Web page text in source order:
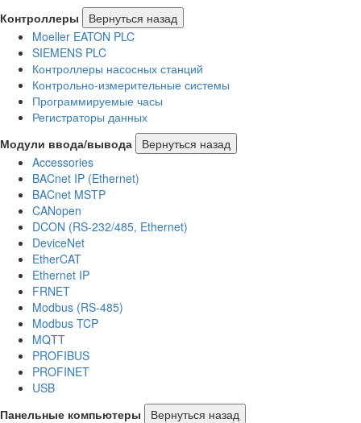
Контроллеры
Вернуться назад
Moeller EATON PLC
SIEMENS PLC
Контроллеры насосных станций
Контрольно-измерительные системы
Программируемые часы
Регистраторы данных
Модули ввода/вывода
Вернуться назад
Accessories
BACnet IP (Ethernet)
BACnet MSTP
CANopen
DCON (RS-232/485, Ethernet)
DeviceNet
EtherCAT
Ethernet IP
FRNET
Modbus (RS-485)
Modbus TCP
MQTT
PROFIBUS
PROFINET
USB
Панельные компьютеры
Вернуться назад